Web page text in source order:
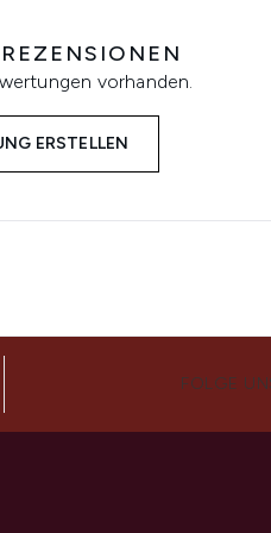
vorhanden.
ERSTELLEN
FOLGE